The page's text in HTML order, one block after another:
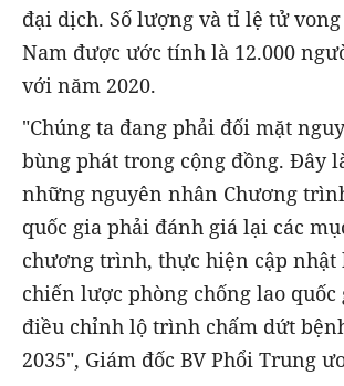
đại dịch. Số lượng và tỉ lệ tử
Nam được ước tính là 12.000
với năm 2020.
"Chúng ta đang phải đối mặt
bùng phát trong cộng đồng. Đây
những nguyên nhân Chương
quốc gia phải đánh giá lại các
chương trình, thực hiện cập nhật
chiến lược phòng chống lao quốc
điều chỉnh lộ trình chấm dứt
2035", Giám đốc BV Phổi Trung